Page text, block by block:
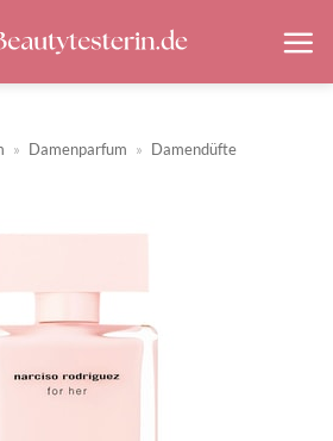
» Damenparfum » Damendüfte